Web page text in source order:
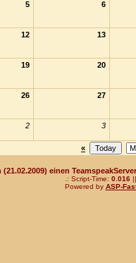
5 6
12 13
19 20
26 27
2 3
«
einen
.: Script-Time: 0.016||
Powered by ASP-